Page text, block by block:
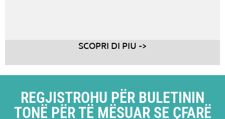
SCOPRI DI PIU ->
REGJISTROHU PËR BULETININ
TONË PËR TË MËSUAR SE ÇFARË